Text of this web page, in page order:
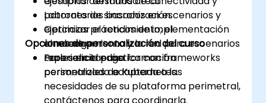
patrones de sincronización.
Optimizar el rendimiento, el
almacenamiento y la red para escenarios
reales en el edge.
Laboratorios basados en escenarios y
ejercicios prácticos de implementación
en el edge.
Experiencia práctica con frameworks
perimetrales de Kubernetes.
Opciones de personalización del curso
Para solicitar una formación
personalizada adaptada a las
necesidades de su plataforma perimetral,
contáctenos para coordinarla.